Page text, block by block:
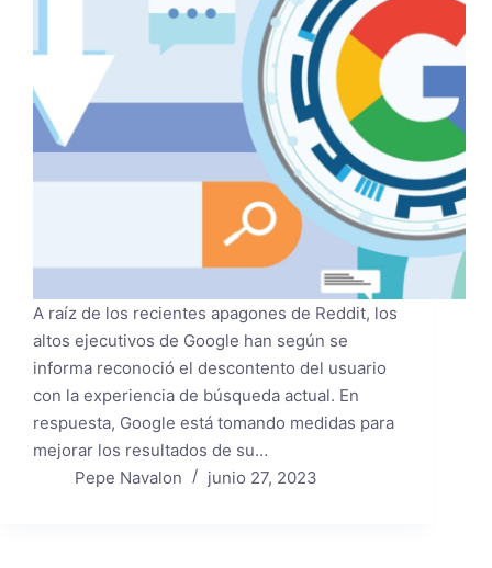
A raíz de los recientes apagones de Reddit, los
altos ejecutivos de Google han según se
informa reconoció el descontento del usuario
con la experiencia de búsqueda actual. En
respuesta, Google está tomando medidas para
mejorar los resultados de su…
Pepe Navalon
junio 27, 2023